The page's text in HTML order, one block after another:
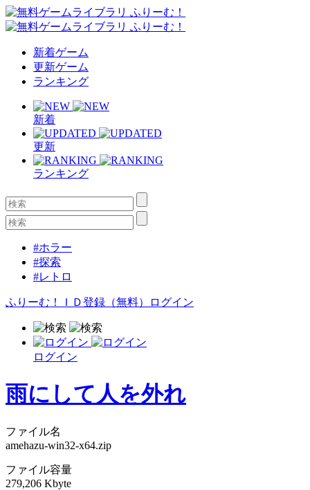
新着ゲーム
更新ゲーム
ランキング
新着
更新
ランキング
#ホラー
#探索
#レトロ
ふりーむ！ＩＤ登録（無料） ログイン
ログイン
雨にして人を外れ
ファイル名
amehazu-win32-x64.zip
ファイル容量
279,206 Kbyte